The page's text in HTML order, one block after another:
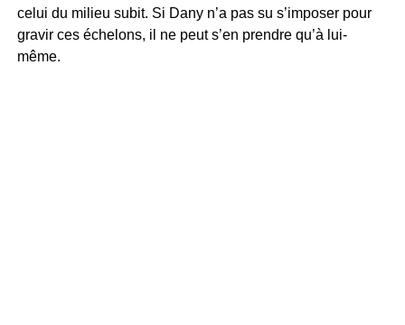
celui du milieu subit. Si Dany n’a pas su s’imposer pour
gravir ces échelons, il ne peut s’en prendre qu’à lui-
même.